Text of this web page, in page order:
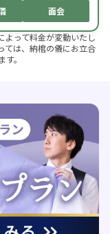
面会
って料金が変動いたし
は、納棺の儀にお立合
。